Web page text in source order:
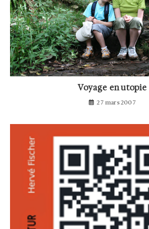
Voyage en utopie
27 mars 2007